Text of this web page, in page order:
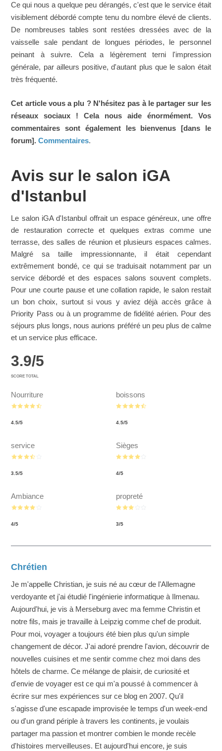
Ce qui nous a quelque peu dérangés, c'est que le service était
visiblement débordé compte tenu du nombre élevé de clients.
De nombreuses tables sont restées dressées avec de la
vaisselle sale pendant de longues périodes, le personnel
peinant à suivre. Cela a légèrement terni l'impression
générale, par ailleurs positive, d'autant plus que le salon était
très fréquenté.
Cet article vous a plu ? N'hésitez pas à le partager sur les
réseaux sociaux ! Cela nous aide énormément. Vos
commentaires sont également les bienvenus [dans le
forum].Commentaires.
Avis sur le salon iGA
d'Istanbul
Le salon iGA d'Istanbul offrait un espace généreux, une offre
de restauration correcte et quelques extras comme une
terrasse, des salles de réunion et plusieurs espaces calmes.
Malgré sa taille impressionnante, il était cependant
extrêmement bondé, ce qui se traduisait notamment par un
service débordé et des espaces salons souvent complets.
Pour une courte pause et une collation rapide, le salon restait
un bon choix, surtout si vous y aviez déjà accès grâce à
Priority Pass ou à un programme de fidélité aérien. Pour des
séjours plus longs, nous aurions préféré un peu plus de calme
et un service plus efficace.
Nourriture
4.5/5
boissons
4.5/5
service
3.5/5
Sièges
4/5
Ambiance
4/5
propreté
3/5
3.9/5
SCORE TOTAL
Chrétien
Je m'appelle Christian, je suis né au cœur de l'Allemagne
verdoyante et j'ai étudié l'ingénierie informatique à Ilmenau.
Aujourd'hui, je vis à Merseburg avec ma femme Christin et
notre fils, mais je travaille à Leipzig comme chef de produit.
Pour moi, voyager a toujours été bien plus qu'un simple
changement de décor. J'ai adoré prendre l'avion, découvrir de
nouvelles cuisines et me sentir comme chez moi dans des
hôtels de charme. Ce mélange de plaisir, de curiosité et
d'envie de voyager est ce qui m'a poussé à commencer à
écrire sur mes expériences sur ce blog en 2007. Qu'il
s'agisse d'une escapade improvisée le temps d'un week-end
ou d'un grand périple à travers les continents, je voulais
partager ma passion et montrer combien le monde recèle
d'histoires merveilleuses. Et aujourd'hui encore, je suis